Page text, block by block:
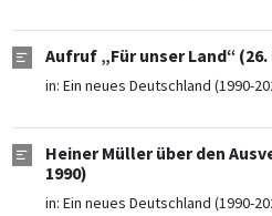
Aufruf „Für unser Land“ (26.
in: Ein neues Deutschland (1990-
Heiner Müller über den
1990)
in: Ein neues Deutschland (1990-